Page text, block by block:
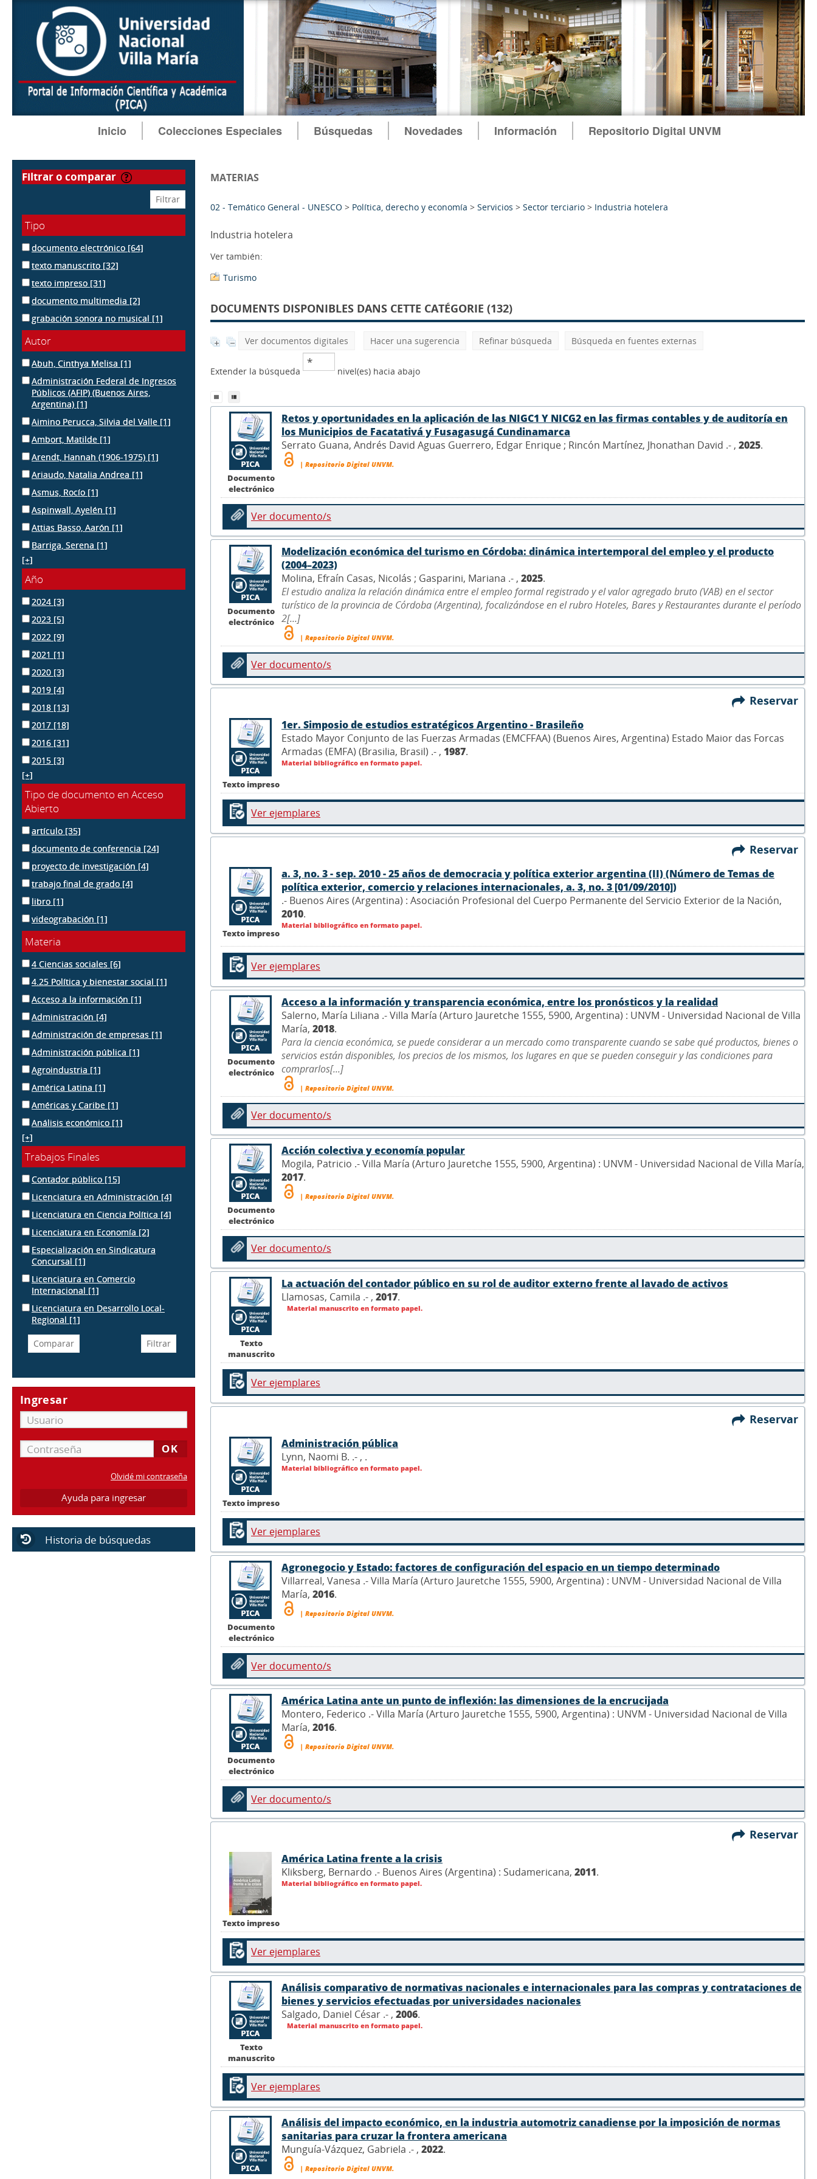
Inicio Colecciones Especiales Búsquedas Novedades Información Repositorio Digital UNVM
filtrar o comparar
Tipo
documento electrónico [64]
texto manuscrito [32]
texto impreso [31]
documento multimedia [2]
grabación sonora no musical [1]
Autor
Abuh, Cinthya Melisa [1]
Administración Federal de Ingresos
Públicos (AFIP) (Buenos Aires,
Argentina) [1]
Aimino Perucca, Silvia del Valle [1]
Ambort, Matilde [1]
Arendt, Hannah (1906-1975) [1]
Ariaudo, Natalia Andrea [1]
Asmus, Rocío [1]
Aspinwall, Ayelén [1]
Attias Basso, Aarón [1]
Barriga, Serena [1]
[+]
Año
2024 [3]
2023 [5]
2022 [9]
2021 [1]
2020 [3]
2019 [4]
2018 [13]
2017 [18]
2016 [31]
2015 [3]
[+]
Tipo de documento en Acceso
Abierto
artículo [35]
documento de conferencia [24]
proyecto de investigación [4]
trabajo final de grado [4]
libro [1]
videograbación [1]
Materia
4 Ciencias sociales [6]
4.25 Política y bienestar social [1]
Acceso a la información [1]
Administración [4]
Administración de empresas [1]
Administración pública [1]
Agroindustria [1]
América Latina [1]
Américas y Caribe [1]
Análisis económico [1]
[+]
Trabajos Finales
Contador público [15]
Licenciatura en Administración [4]
Licenciatura en Ciencia Política [4]
Licenciatura en Economía [2]
Especialización en Sindicatura
Concursal [1]
Licenciatura en Comercio
Internacional [1]
Licenciatura en Desarrollo Local-
Regional [1]
Ingresar
Olvidé mi contraseña
Ayuda para ingresar
Historia de búsquedas
MATERIAS
02 - Temático General - UNESCO > Política, derecho y economía > Servicios > Sector terciario > Industria hotelera
Industria hotelera
Ver también:
Turismo
DOCUMENTS DISPONIBLES DANS CETTE CATÉGORIE (132)
Ver documentos digitales Hacer una sugerencia Refinar búsqueda Búsqueda en fuentes externas
Extender la búsqueda nivel(es) hacia abajo
Documento
electrónico
Retos y oportunidades en la aplicación de las NIGC1 Y NICG2 en las firmas contables y de auditoría en
los Municipios de Facatativá y Fusagasugá Cundinamarca
Serrato Guana, Andrés David Aguas Guerrero, Edgar Enrique ; Rincón Martínez, Jhonathan David .- , 2025.
| Repositorio Digital UNVM.
Ver documento/s
Documento
electrónico
Modelización económica del turismo en Córdoba: dinámica intertemporal del empleo y el producto
(2004–2023)
Molina, Efraín Casas, Nicolás ; Gasparini, Mariana .- , 2025.
El estudio analiza la relación dinámica entre el empleo formal registrado y el valor agregado bruto (VAB) en el sector
turístico de la provincia de Córdoba (Argentina), focalizándose en el rubro Hoteles, Bares y Restaurantes durante el período
2[...]
| Repositorio Digital UNVM.
Ver documento/s
Reservar
Texto impreso
1er. Simposio de estudios estratégicos Argentino - Brasileño
Estado Mayor Conjunto de las Fuerzas Armadas (EMCFFAA) (Buenos Aires, Argentina) Estado Maior das Forcas
Armadas (EMFA) (Brasilia, Brasil) .- , 1987.
Material bibliográfico en formato papel.
Ver ejemplares
Reservar
Texto impreso
a. 3, no. 3 - sep. 2010 - 25 años de democracia y política exterior argentina (II) (Número de Temas de
política exterior, comercio y relaciones internacionales, a. 3, no. 3 [01/09/2010])
.- Buenos Aires (Argentina) : Asociación Profesional del Cuerpo Permanente del Servicio Exterior de la Nación,
2010.
Material bibliográfico en formato papel.
Ver ejemplares
Documento
electrónico
Acceso a la información y transparencia económica, entre los pronósticos y la realidad
Salerno, María Liliana .- Villa María (Arturo Jauretche 1555, 5900, Argentina) : UNVM - Universidad Nacional de Villa
María, 2018.
Para la ciencia económica, se puede considerar a un mercado como transparente cuando se sabe qué productos, bienes o
servicios están disponibles, los precios de los mismos, los lugares en que se pueden conseguir y las condiciones para
comprarlos[...]
| Repositorio Digital UNVM.
Ver documento/s
Documento
electrónico
Acción colectiva y economía popular
Mogila, Patricio .- Villa María (Arturo Jauretche 1555, 5900, Argentina) : UNVM - Universidad Nacional de Villa María,
2017.
| Repositorio Digital UNVM.
Ver documento/s
Texto
manuscrito
La actuación del contador público en su rol de auditor externo frente al lavado de activos
Llamosas, Camila .- , 2017.
Material manuscrito en formato papel.
Ver ejemplares
Reservar
Texto impreso
Administración pública
Lynn, Naomi B. .- , .
Material bibliográfico en formato papel.
Ver ejemplares
Documento
electrónico
Agronegocio y Estado: factores de configuración del espacio en un tiempo determinado
Villarreal, Vanesa .- Villa María (Arturo Jauretche 1555, 5900, Argentina) : UNVM - Universidad Nacional de Villa
María, 2016.
| Repositorio Digital UNVM.
Ver documento/s
Documento
electrónico
América Latina ante un punto de inflexión: las dimensiones de la encrucijada
Montero, Federico .- Villa María (Arturo Jauretche 1555, 5900, Argentina) : UNVM - Universidad Nacional de Villa
María, 2016.
| Repositorio Digital UNVM.
Ver documento/s
Reservar
Texto impreso
América Latina frente a la crisis
Kliksberg, Bernardo .- Buenos Aires (Argentina) : Sudamericana, 2011.
Material bibliográfico en formato papel.
Ver ejemplares
Texto
manuscrito
Análisis comparativo de normativas nacionales e internacionales para las compras y contrataciones de
bienes y servicios efectuadas por universidades nacionales
Salgado, Daniel César .- , 2006.
Material manuscrito en formato papel.
Ver ejemplares
Análisis del impacto económico, en la industria automotriz canadiense por la imposición de normas
sanitarias para cruzar la frontera americana
Munguía-Vázquez, Gabriela .- , 2022.
| Repositorio Digital UNVM.